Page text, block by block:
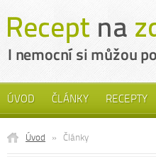
ÚVOD ČLÁNKY RECEPTY
Úvod » Články